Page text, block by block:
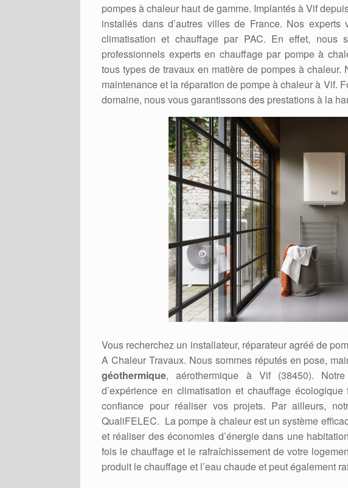
pompes à chaleur haut de gamme. Implantés à Vif
installés dans d’autres villes de France. Nos
climatisation et chauffage par PAC. En effet, nous
professionnels experts en chauffage par pompe à
tous types de travaux en matière de pompes à
maintenance et la réparation de pompe à chaleur à Vif.
domaine, nous vous garantissons des prestations à la
Vous recherchez un installateur, réparateur agréé de
A Chaleur Travaux. Nous sommes réputés en pose,
géothermique, aérothermique à Vif (38450).
d’expérience en climatisation et chauffage
confiance pour réaliser vos projets. Par ailleurs,
QualiFELEC. La pompe à chaleur est un système
et réaliser des économies d’énergie dans une
fois le chauffage et le rafraîchissement de votre
produit le chauffage et l’eau chaude et peut également